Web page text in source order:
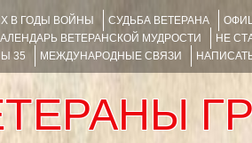
В ГОДЫ ВОЙНЫ СУДЬБА ВЕТЕРАНА
ВЕТЕРАНСКОЙ МУДРОСТИ НЕ
35 МЕЖДУНАРОДНЫЕ СВЯЗИ